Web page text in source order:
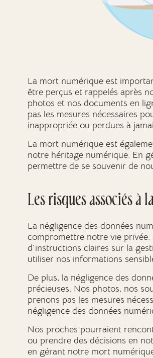
La mort numérique est
être perçus et rappelés après
photos et nos documents en
pas les mesures nécessaires
inappropriée ou perdues à
La mort numérique est
notre héritage numérique. En
permettre de se souvenir de
Les risques associés à
La négligence des données
compromettre notre vie privée.
d'instructions claires sur la
utiliser nos informations
De plus, la négligence des
précieuses. Nos photos, nos
prenons pas les mesures
négligence des données
Nos proches pourraient
ou prendre des décisions en
en gérant notre mort